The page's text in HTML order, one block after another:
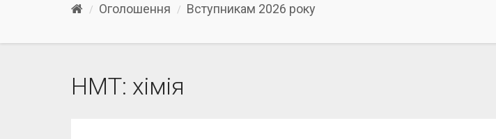
Оголошення Вступникам 2026 року
НМТ: хімія